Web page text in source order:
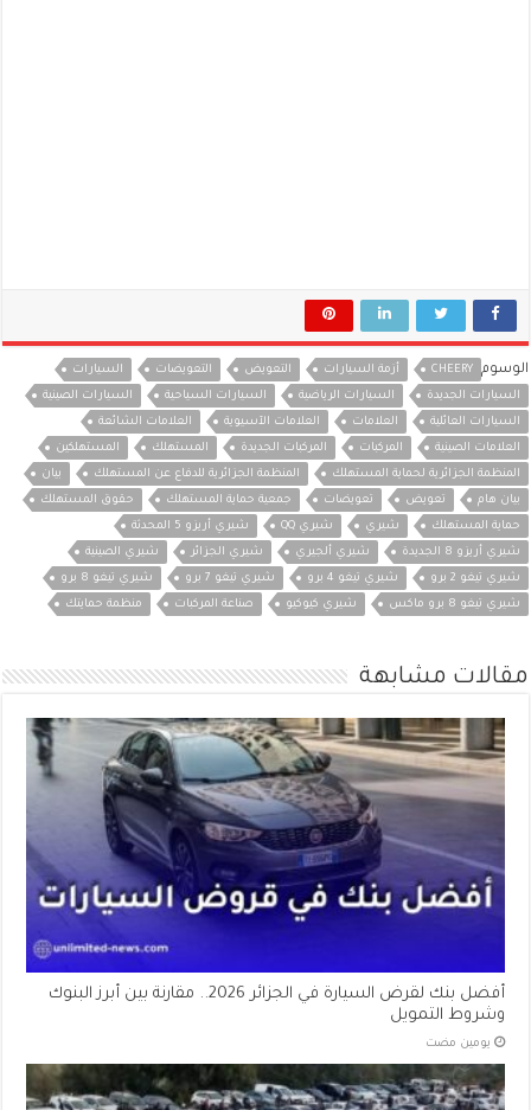
الوسوم CHEERY أزمة السيارات التعويض التعويضات
السيارات
السيارات الجديدة
السيارات الرياضية السيارات السياحية
السيارات الصينية
السيارات العائلية
العلامات العلامات الآسيوية
العلامات الشائعة
العلامات الصينية
المركبات المركبات الجديدة المستهلك
المستهلكين
المنظمة الجزائرية لحماية المستهلك
المنظمة الجزائرية للدفاع عن المستهلك
بيان
بيان هام
تعويض تعويضات جمعية حماية المستهلك
حقوق المستهلك
حماية المستهلك
شيري شيري QQ
شيري أريزو 5 المحدثة
شيري أريزو 8 الجديدة
شيري ألجيري شيري الجزائر
شيري الصينية
شيري تيغو 2 برو
شيري تيغو 4 برو شيري تيغو 7 برو
شيري تيغو 8 برو
شيري تيغو 8 برو ماكس
شيري كيوكيو صناعة المركبات منظمة حمايتك
مقالات مشابهة
أفضل بنك لقرض السيارة في الجزائر 2026.. مقارنة بين أبرز البنوك
وشروط التمويل
‏يومين مضت